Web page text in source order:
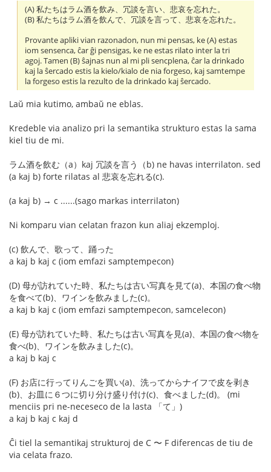
(A) 私たちはラム酒を飲み、冗談を言い、悲哀を忘れた。
(B) 私たちはラム酒を飲んで、冗談を言って、悲哀を忘れた。
Provante apliki vian razonadon, nun mi pensas, ke (A) estas
iom sensenca, ĉar ĝi pensigas, ke ne estas rilato inter la tri
agoj. Tamen (B) ŝajnas nun al mi pli sencplena, ĉar la drinkado
kaj la ŝercado estis la kielo/kialo de nia forgeso, kaj samtempe
la forgeso estis la rezulto de la drinkado kaj ŝercado.
Laŭ mia kutimo, ambaŭ ne eblas.
Kredeble via analizo pri la semantika strukturo estas la sama
kiel tiu de mi.
ラム酒を飲む（a）kaj 冗談を言う（b) ne havas interrilaton. sed
(a kaj b) forte rilatas al 悲哀を忘れる(c).
(a kaj b) → c ......(sago markas interrilaton)
Ni komparu vian celatan frazon kun aliaj ekzemploj.
(c) 飲んで、歌って、踊った
a kaj b kaj c (iom emfazi samptempecon)
(D) 母が訪れていた時、私たちは古い写真を見て(a)、本国の食べ物
を食べて(b)、ワインを飲みました(c)。
a kaj b kaj c (iom emfazi samptempecon, samcelecon)
(E) 母が訪れていた時、私たちは古い写真を見(a)、本国の食べ物を
食べ(b)、ワインを飲みました(c)。
a kaj b kaj c
(F) お店に行ってりんごを買い(a)、洗ってからナイフで皮を剥き
(b)、お皿に６つに切り分け盛り付け(c)、食べました(d)。 (mi
menciis pri ne-neceseco de la lasta 「て」)
a kaj b kaj c kaj d
Ĉi tiel la semantikaj strukturoj de C 〜 F diferencas de tiu de
via celata frazo.